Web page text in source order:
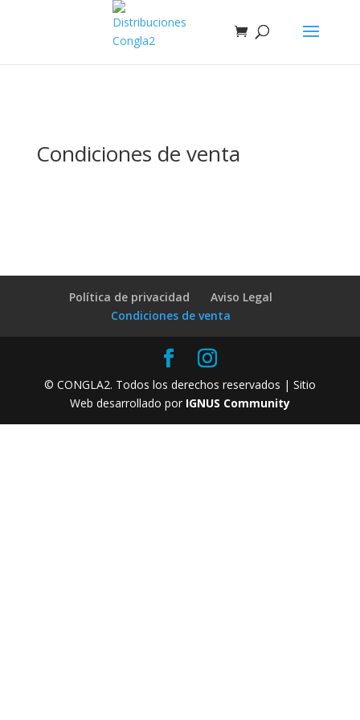
Condiciones de venta
Política de privacidad
Aviso Legal
Condiciones de venta
© CONGLA2. Todos los derechos reservados | Sitio
Web desarrollado por IGNUS Community